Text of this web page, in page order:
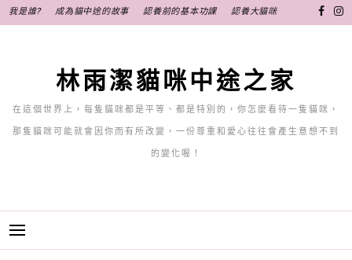
至
我是誰? 成為貓中途的故事 認養前的基本功課 認養大貓咪
林雨潔貓咪中途之家
在這個世界上，每隻貓咪都是平等、都是特別的，你怎麼看待一隻貓咪，
那隻貓咪可能就會因你而有所改變，一份尊重和愛心往往會產生意想不到
的變化喔！